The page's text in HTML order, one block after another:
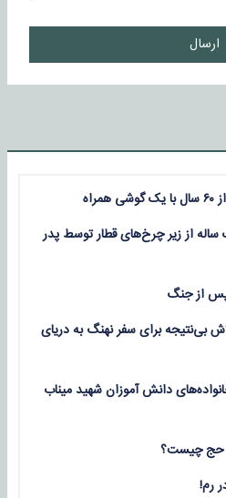
ارسال
از زیر چرخ‌های قطار توسط پدر
بی‌نتیجه برای سفر نهنگ به دریای
دانش آموزان شهید میناب
حج چیست؟
رم!